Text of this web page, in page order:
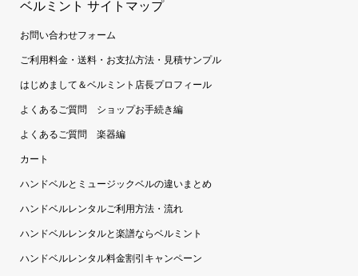
ベルミント サイトマップ
お問い合わせフォーム
ご利用料金・送料・お支払方法・見積サンプル
はじめまして＆ベルミント店長プロフィール
よくあるご質問 ショップお手続き編
よくあるご質問 楽器編
カート
ハンドベルとミュージックベルの違いまとめ
ハンドベルレンタルご利用方法・流れ
ハンドベルレンタルと楽譜ならベルミント
ハンドベルレンタル料金割引キャンペーン